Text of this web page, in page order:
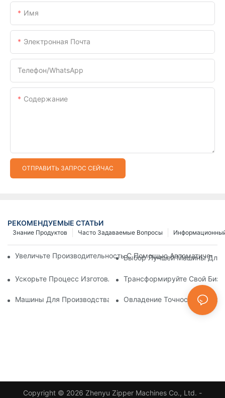
Имя
Электронная Почта
Телефон/WhatsApp
Содержание
ОТПРАВИТЬ ЗАПРОС СЕЙЧАС
РЕКОМЕНДУЕМЫЕ СТАТЬИ
Часто Задаваемые Вопросы
Знание Продуктов
Увеличьте Производительность С ПомощьюВыбор Лучшей Машины Для
Ускорьте Процесс Изготовления Застежек-Молний С
Трансформируйте Свой
Машины Для Производства Пластиковых Молний:
Овладение Точностью:
Copyright © 2026 Zhenyu Zipper Machines Co., Ltd. -